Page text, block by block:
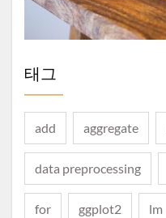
태그
add aggregate
data preprocessing
for ggplot2 lm